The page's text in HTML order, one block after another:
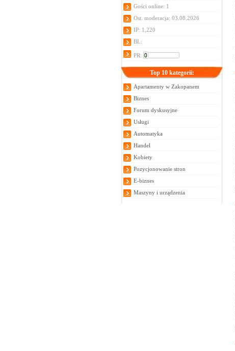
Gości online: 1
Ost. moderacja: 03.08.2026
IP: 1,220
BL:
PR:
Top 10 kategorii:
Apartamenty w Zakopanem
Biznes
Forum dyskusyjne
Usługi
Automatyka
Handel
Kobiety
Pozycjonowanie stron
E-biznes
Maszyny i urządzenia